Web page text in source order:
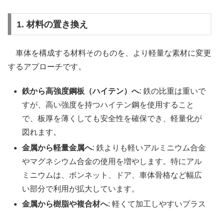
1. 材料の置き換え
車体を構成する材料そのものを、より軽量な素材に変更
するアプローチです。
鉄から高強度鋼板（ハイテン）へ: 鉄の比重は重いで
すが、高い強度を持つハイテン鋼を使用すること
で、板厚を薄くしても安全性を確保でき、軽量化が
図れます。
金属から軽量金属へ: 鉄よりも軽いアルミニウム合金
やマグネシウム合金の使用を増やします。特にアル
ミニウムは、ボンネット、ドア、車体骨格など幅広
い部分で利用が拡大しています。
金属から樹脂や複合材へ: 軽くて加工しやすいプラス